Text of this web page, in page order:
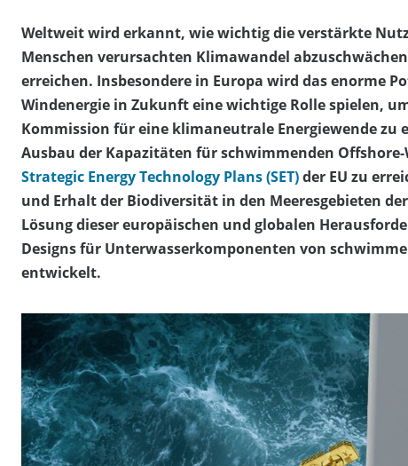
Weltweit wird erkannt, wie wichtig die verstärkte
Menschen verursachten Klimawandel
erreichen. Insbesondere in Europa wird das enorme
Windenergie in Zukunft eine wichtige Rolle spielen,
Kommission für eine klimaneutrale Energiewende
Ausbau der Kapazitäten für schwimmenden
Strategic Energy Technology Plans(SET)der EU zu
und Erhalt der Biodiversität in den Meeresgebieten
Lösung dieser europäischen und globalen
Designs für Unterwasserkomponenten von
entwickelt.